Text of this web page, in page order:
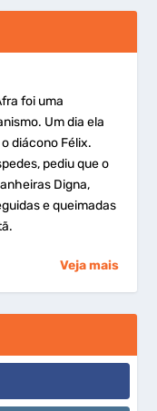
foi uma
Um dia ela
diácono Félix.
pediu que o
Digna,
e queimadas
Veja mais